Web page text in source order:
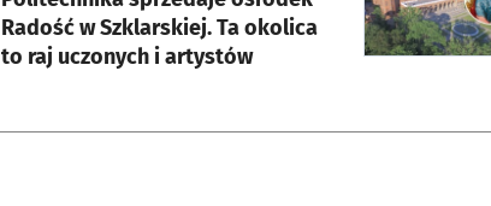
Radość w Szklarskiej. Ta okolica
to raj uczonych i artystów